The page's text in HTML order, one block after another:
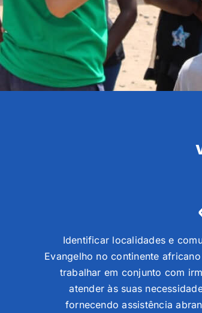
Identificar localidades e
Evangelho no continente
trabalhar em conjunto com
atender às suas
fornecendo assistência